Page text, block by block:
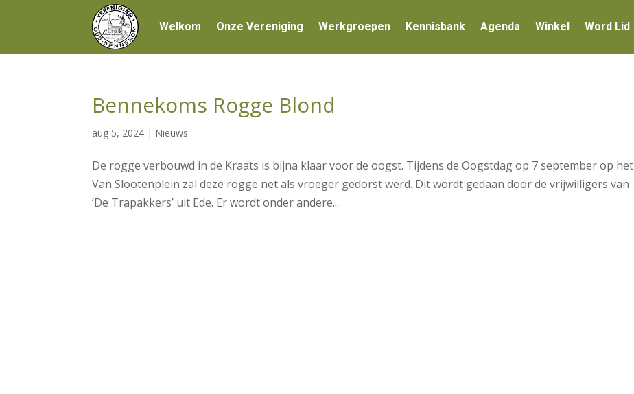
Welkom Onze Vereniging Werkgroepen Kennisbank Agenda Winkel Word Lid
Bennekoms Rogge Blond
aug 5, 2024 | Nieuws
De rogge verbouwd in de Kraats is bijna klaar voor de oogst. Tijdens de Oogstdag op 7 september op het
Van Slootenplein zal deze rogge net als vroeger gedorst werd. Dit wordt gedaan door de vrijwilligers van
‘De Trapakkers’ uit Ede. Er wordt onder andere...